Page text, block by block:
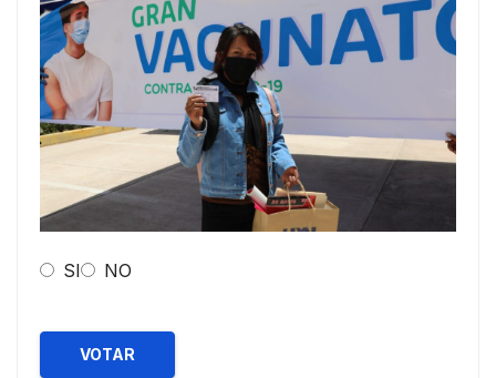
SI NO
VOTAR